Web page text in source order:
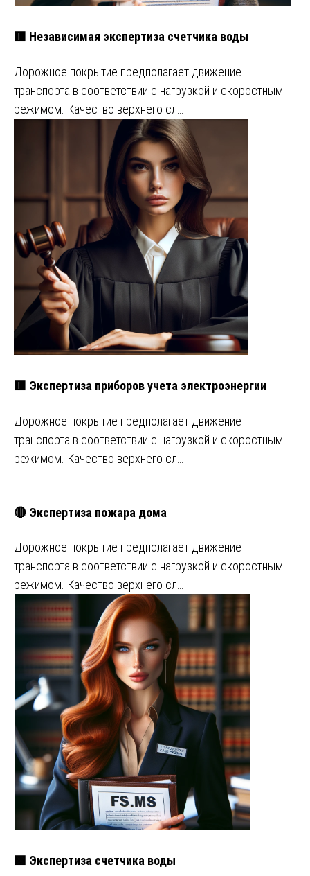
🟥 Независимая экспертиза счетчика воды
Дорожное покрытие предполагает движение
транспорта в соответствии с нагрузкой и скоростным
режимом. Качество верхнего сл…
🟥 Экспертиза приборов учета электроэнергии
Дорожное покрытие предполагает движение
транспорта в соответствии с нагрузкой и скоростным
режимом. Качество верхнего сл…
🔴 Экспертиза пожара дома
Дорожное покрытие предполагает движение
транспорта в соответствии с нагрузкой и скоростным
режимом. Качество верхнего сл…
🟩 Экспертиза счетчика воды